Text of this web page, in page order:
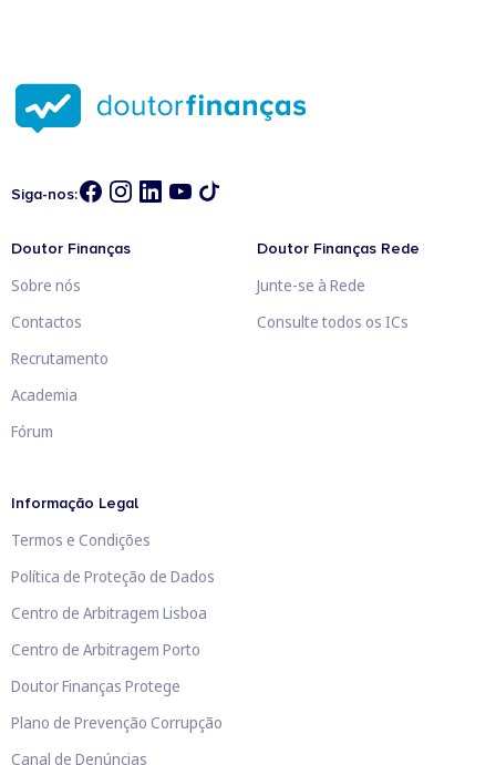
Siga-nos:
Doutor Finanças
Sobre nós
Contactos
Recrutamento
Academia
Fórum
Doutor Finanças Rede
Junte-se à Rede
Consulte todos os ICs
Informação Legal
Termos e Condições
Política de Proteção de Dados
Centro de Arbitragem Lisboa
Centro de Arbitragem Porto
Doutor Finanças Protege
Plano de Prevenção Corrupção
Canal de Denúncias